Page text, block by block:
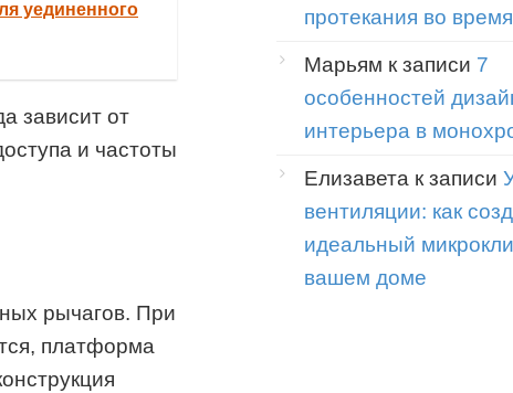
уединенного
зависит от
и частоты
рычагов. При
платформа
протекания во
Марьям к записи 7
особенностей
интерьера в
Елизавета к записи
вентиляции: как
идеальный
вашем доме